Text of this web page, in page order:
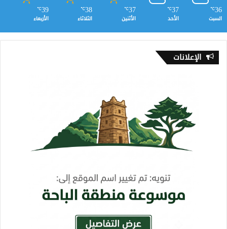
36
℃
السبت
37
℃
الأحد
37
℃
الأثنين
38
℃
الثلاثاء
39
℃
الأربعاء
الإعلانات